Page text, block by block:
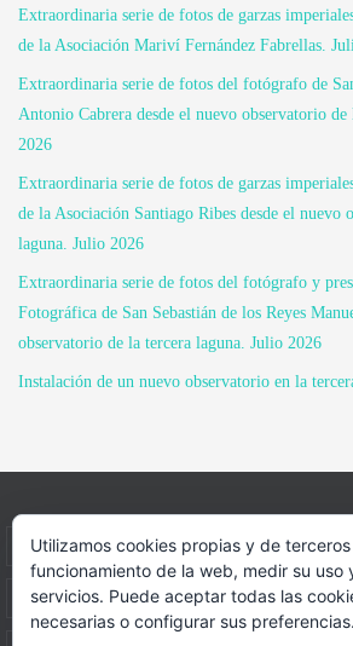
Extraordinaria serie de fotos de garzas
de la Asociación Mariví Fernández Fabrellas.
Extraordinaria serie de fotos del fotógrafo de
Antonio Cabrera desde el nuevo observatorio
2026
Extraordinaria serie de fotos de garzas
de la Asociación Santiago Ribes desde el nuevo
laguna. Julio 2026
Extraordinaria serie de fotos del fotógrafo y
Fotográfica de San Sebastián de los Reyes
observatorio de la tercera laguna. Julio 2026
Instalación de un nuevo observatorio en la
INICIO INFORMACIÓN ASOCIACION
SUS HABITANTES FOTOS VIDEOS
Utilizamos cookies propias y de
funcionamiento de la web, medir su uso
servicios. Puede aceptar todas las
necesarias o configurar sus preferencias.